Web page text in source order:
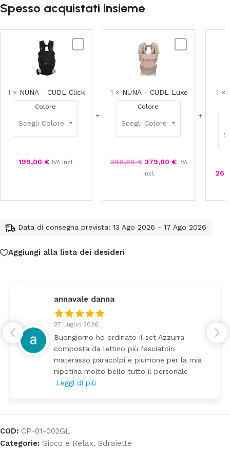
Spesso acquistati insieme
1 × NUNA - CUDL Click
Colore
199,00 € IVA Incl.
1 × NUNA - CUDL Luxe
Colore
399,00€ 379,00 €
IVA
Incl.
1 ×
Data di consegna prevista: 13 Ago 2026 - 17 Ago 2026
Aggiungi alla lista dei desideri
federica
Tutti perfetto! Ho ordinato un
arrivato ben imballato dopo pochi
Prezzo ottimi rispetto la
COD: CP-01-002GL
Categorie: Gioco e Relax, Sdraiette